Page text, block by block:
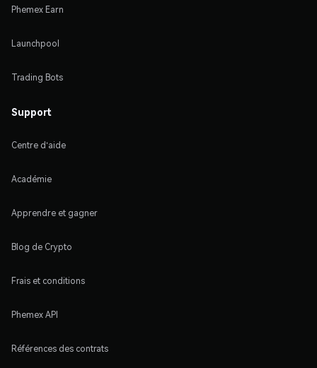
Phemex Earn
Launchpool
Trading Bots
Support
Centre d'aide
Académie
Apprendre et gagner
Blog de Crypto
Frais et conditions
Phemex API
Références des contrats